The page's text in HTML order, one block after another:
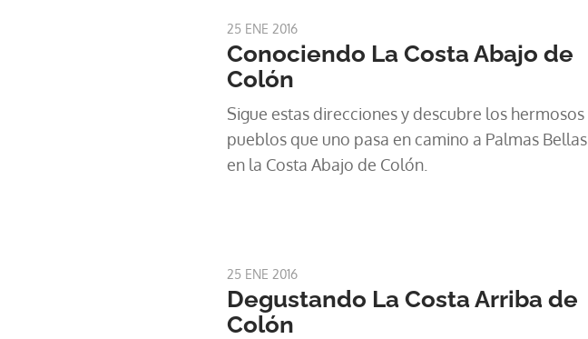
25 ENE 2016
Conociendo La Costa Abajo de
Colón
Sigue estas direcciones y descubre los hermosos
pueblos que uno pasa en camino a Palmas Bellas
en la Costa Abajo de Colón.
25 ENE 2016
Degustando La Costa Arriba de
Colón